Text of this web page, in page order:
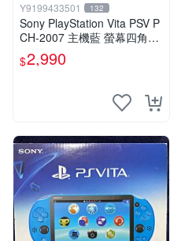
Y9199433501 132
Sony PlayStation Vita PSV P
CH-2007 主機藍 螢幕四角略
暗 可安裝遊戲 系統3.74書
$2,990